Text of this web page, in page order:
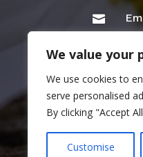
We value your
We use cookies to
serve personalised
By clicking "Accept
Customise

